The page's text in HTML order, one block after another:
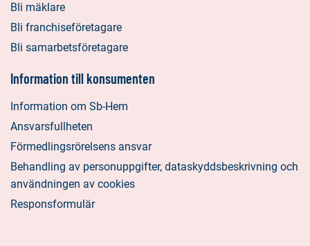
Bli mäklare
Bli franchiseföretagare
Bli samarbetsföretagare
Information till konsumenten
Information om Sb-Hem
Ansvarsfullheten
Förmedlingsrörelsens ansvar
Behandling av personuppgifter, dataskyddsbeskrivning och
användningen av cookies
Responsformulär